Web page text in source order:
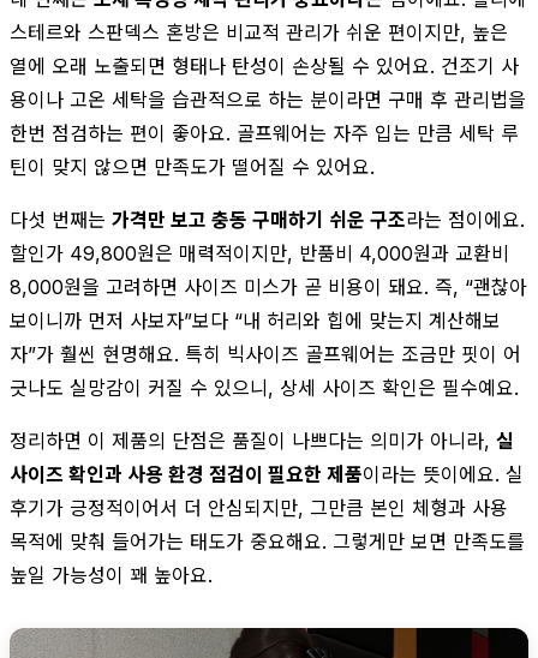
스테르와 스판덱스 혼방은 비교적 관리가 쉬운 편이지만, 높은
열에 오래 노출되면 형태나 탄성이 손상될 수 있어요. 건조기 사
용이나 고온 세탁을 습관적으로 하는 분이라면 구매 후 관리법을
한번 점검하는 편이 좋아요. 골프웨어는 자주 입는 만큼 세탁 루
틴이 맞지 않으면 만족도가 떨어질 수 있어요.
다섯 번째는 가격만 보고 충동 구매하기 쉬운 구조라는 점이에요.
할인가 49,800원은 매력적이지만, 반품비 4,000원과 교환비
8,000원을 고려하면 사이즈 미스가 곧 비용이 돼요. 즉, “괜찮아
보이니까 먼저 사보자”보다 “내 허리와 힙에 맞는지 계산해보
자”가 훨씬 현명해요. 특히 빅사이즈 골프웨어는 조금만 핏이 어
긋나도 실망감이 커질 수 있으니, 상세 사이즈 확인은 필수예요.
정리하면 이 제품의 단점은 품질이 나쁘다는 의미가 아니라, 실
사이즈 확인과 사용 환경 점검이 필요한 제품이라는 뜻이에요. 실
후기가 긍정적이어서 더 안심되지만, 그만큼 본인 체형과 사용
목적에 맞춰 들어가는 태도가 중요해요. 그렇게만 보면 만족도를
높일 가능성이 꽤 높아요.